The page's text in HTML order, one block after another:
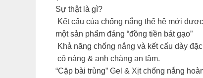
Sự thật là gì?
Kết cấu của chống nắng thế hệ mới
một sản phẩm đáng “đồng tiền bát gạo”
Khả năng chống nắng và kết cấu dày
cô nàng & anh chàng an tâm.
“Cặp bài trùng” Gel & Xịt chống nắng